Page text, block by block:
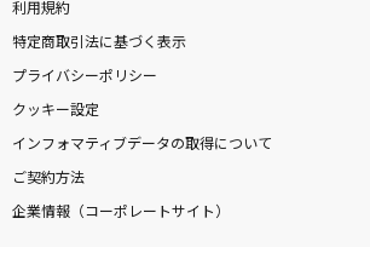
利用規約
特定商取引法に基づく表示
プライバシーポリシー
クッキー設定
インフォマティブデータの取得について
ご契約方法
企業情報（コーポレートサイト）